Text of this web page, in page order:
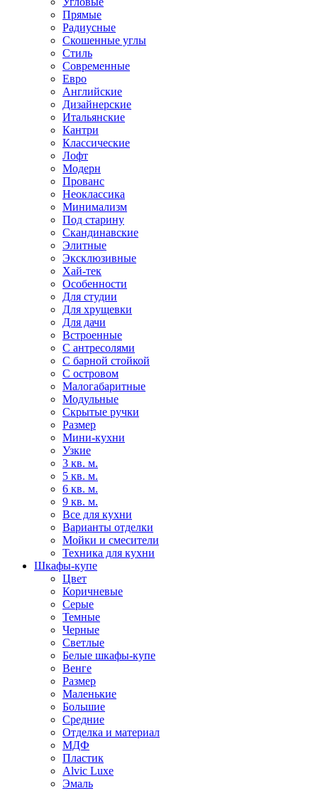
Прямые
Радиусные
Скошенные углы
Стиль
Современные
Евро
Английские
Дизайнерские
Итальянские
Кантри
Классические
Лофт
Модерн
Прованс
Неоклассика
Минимализм
Под старину
Скандинавские
Элитные
Эксклюзивные
Хай-тек
Особенности
Для студии
Для хрущевки
Для дачи
Встроенные
С антресолями
С барной стойкой
С островом
Малогабаритные
Модульные
Скрытые ручки
Размер
Мини-кухни
Узкие
3 кв. м.
5 кв. м.
6 кв. м.
9 кв. м.
Все для кухни
Варианты отделки
Мойки и смесители
Техника для кухни
Шкафы-купе
Цвет
Коричневые
Серые
Темные
Черные
Светлые
Белые шкафы-купе
Венге
Размер
Маленькие
Большие
Средние
Отделка и материал
МДФ
Пластик
Alvic Luxe
Эмаль